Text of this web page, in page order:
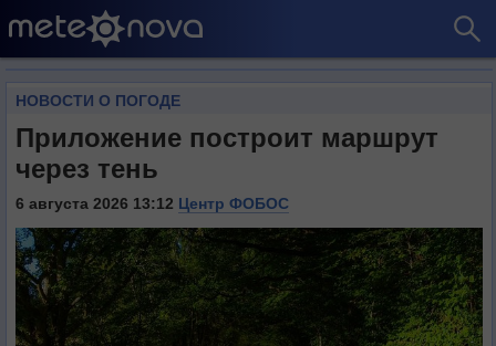
НОВОСТИ О ПОГОДЕ
Приложение построит маршрут
через тень
6 августа 2026 13:12 Центр ФОБОС